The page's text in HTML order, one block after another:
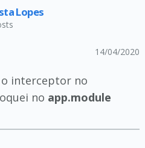
Lopes
14/04/2020
o interceptor no
no app.module